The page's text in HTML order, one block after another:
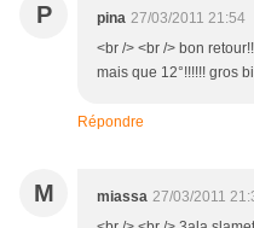
P pina 27/03/2011 21:54
<br /> <br /> bon
mais que 12°!!!!!! gros
Répondre
M miassa 27/03/2011